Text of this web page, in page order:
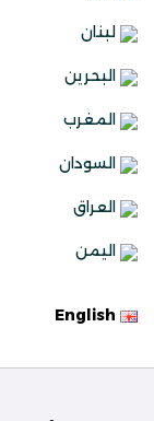
لبنان
البحرين
المغرب
السودان
العراق
اليمن